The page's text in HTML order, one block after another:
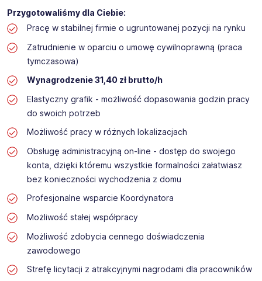
Przygotowaliśmy dla Ciebie:
Pracę w stabilnej firmie o ugruntowanej pozycji na rynku
Zatrudnienie w oparciu o umowę cywilnoprawną (praca
tymczasowa)
Wynagrodzenie 31,40 zł brutto/h
Elastyczny grafik - możliwość dopasowania godzin pracy
do swoich potrzeb
Możliwość pracy w różnych lokalizacjach
Obsługę administracyjną on-line - dostęp do swojego
konta, dzięki któremu wszystkie formalności załatwiasz
bez konieczności wychodzenia z domu
Profesjonalne wsparcie Koordynatora
Możliwość stałej współpracy
Możliwość zdobycia cennego doświadczenia
zawodowego
Strefę licytacji z atrakcyjnymi nagrodami dla pracowników